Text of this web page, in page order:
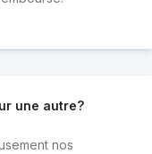
une autre?
nos